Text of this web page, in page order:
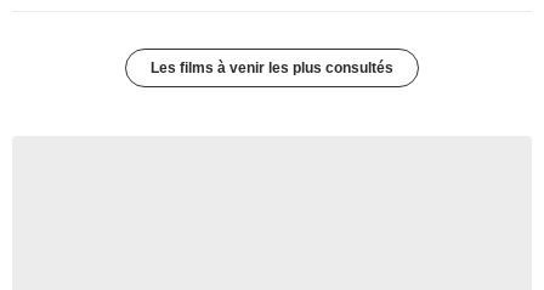
Les films à venir les plus consultés